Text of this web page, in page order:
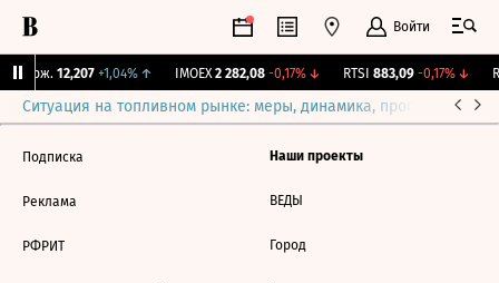
Войти
Бирж. 12,207 +1,04%↑ IMOEX 2 282,08 -0,17%↓ RTSI 883,09 -0,17%↓
Ситуация на топливном рынке: меры, динамика, прогнозы
Подписка
Реклама
РФРИТ
Наши проекты
ВЕДЫ
Город